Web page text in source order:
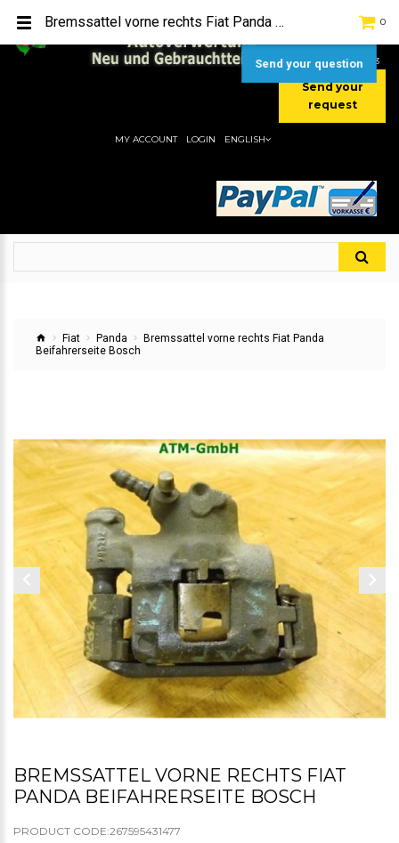
[+49] (0) 2232-5205
[+49] (0) 177 / 4080033
Send your
request
0
MY ACCOUNT LOGIN ENGLISH
Fiat Panda
Bremssattel vorne rechts Fiat Panda
Beifahrerseite Bosch
BREMSSATTEL VORNE RECHTS FIAT
PANDA BEIFAHRERSEITE BOSCH
PRODUCT CODE:267595431477
Bremssattel vorne rechts Fiat Panda Beifahrerseite Bosch
Send your question